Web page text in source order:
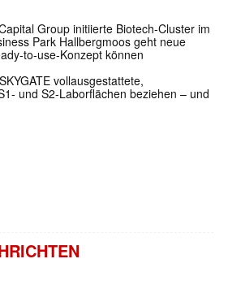
Group initiierte Biotech-Cluster im
Park Hallbergmoos geht neue
to-use-Konzept können
vollausgestattete,
und S2-Laborflächen beziehen – und